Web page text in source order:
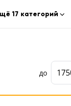
17 категорий
до